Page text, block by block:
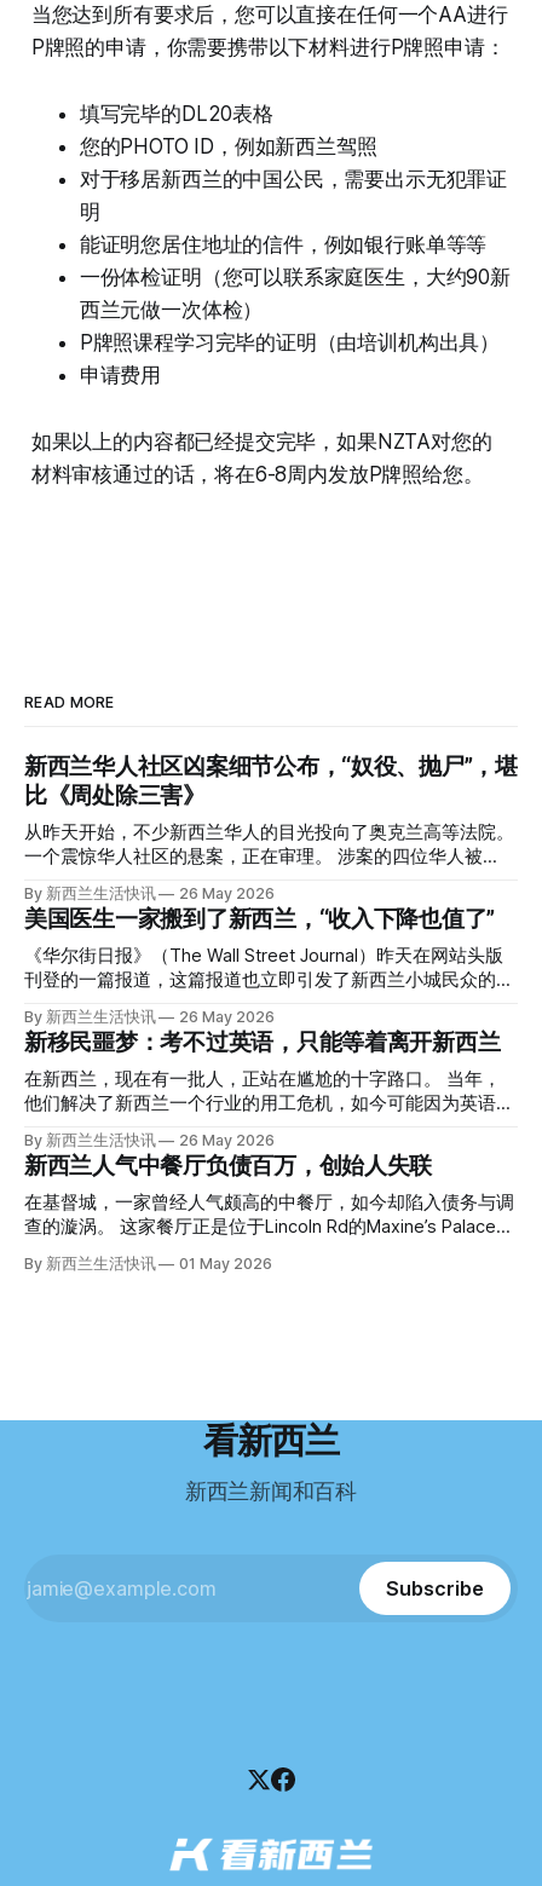
当您达到所有要求后，您可以直接在任何一个AA进行
P牌照的申请，你需要携带以下材料进行P牌照申请：
填写完毕的DL20表格
您的PHOTO ID，例如新西兰驾照
对于移居新西兰的中国公民，需要出示无犯罪证
明
能证明您居住地址的信件，例如银行账单等等
一份体检证明（您可以联系家庭医生，大约90新
西兰元做一次体检）
P牌照课程学习完毕的证明（由培训机构出具）
申请费用
如果以上的内容都已经提交完毕，如果NZTA对您的
材料审核通过的话，将在6-8周内发放P牌照给您。
READ MORE
新西兰华人社区凶案细节公布，“奴役、抛尸”，堪
比《周处除三害》
从昨天开始，不少新西兰华人的目光投向了奥克兰高等法院。
一个震惊华人社区的悬案，正在审理。 涉案的四位华人被
告，站在了法庭，被控与一位70岁中国女人的死有关。 事情
的复杂程度，远超人们的想象。 神秘的黑色塑料袋 先让我们
回到2024年3月12日。 新西兰一个名叫Paul Middleton的老
人，在奥克兰Gulf Harbour钓鱼时，发现了一个黑色塑料袋，
里面是一堆衣服。 再扒开衣服，他看到了一只手，一只人
腰部对折，黑色胶带缠着头、手腕和身体，整个人被绑成胎儿
状。 两个10公斤的米袋装满了石头，用胶带死死缠在尸体
上。 死者是亚洲面孔的老年女性，头部、脸、胳膊都有钝器
伤，当时身穿一件“娟燕牌”内衣和黑色长裤。 她是谁？没有人
Operation Parade的案子，开始调查。 米袋泄露秘密 破案的
关键，是两个米袋。这两个塑料米袋里装着用来压住尸体的花
园石头。 每个米袋上都有序列号。 警察一家家查，发现这批
米是在奥克兰北岸一家超市卖的。
By 新西兰生活快讯 26 May 2026
美国医生一家搬到了新西兰，“收入下降也值了”
《华尔街日报》（The Wall Street Journal）昨天在网站头版
刊登的一篇报道，这篇报道也立即引发了新西兰小城民众的兴
趣： “精疲力尽的美国医生，正在离开美国，前往新西兰一座
偏远小镇。” “精疲力尽的美国医生”搬家新西兰 四年前，在加
州拉霍亚（La Jolla）一家医院担任内科医生的Brandon
Williams医生达到了崩溃的边缘。 患者人数激增、医疗人员短
缺、医疗事故诉讼的威胁，以及对患者无力支付医疗费用的忧
（PTSD）。他的其中一位同事甚至因自杀身亡。 他并不想放
弃从医，但他不想再在美国行医了。 于是，他与38岁的妻子
Ellen Williams开始在欧洲寻找更好的选择。 就在那时，他收
到了一封来自新西兰医疗招聘人员的信。 “虽然跑到那个‘与世
义。”现年39岁的加州人Brandon说道。 2024年11月，这家人
By 新西兰生活快讯 26 May 2026
新移民噩梦：考不过英语，只能等着离开新西兰
在新西兰，现在有一批人，正站在尴尬的十字路口。 当年，
他们解决了新西兰一个行业的用工危机，如今可能因为英语考
试，不得不在几年内离开这个国家。 一位移民的无奈感叹：
“如果我们真能考到那个分数，就不会来开公交车了。” 因为英
语，他们一直无法上岸 来自菲律宾的Ryan De Guzman，就是
这批人中的一员。 2023年，当他看到新西兰招聘海外公交司
机的信息时，几乎没有犹豫就提交了申请。 “我听说这里气候
年3月抵达奥克兰。 当时心里盘算着：努力工作两年，申请居
所需的英语门槛。 De Guzman选择了另一项考试——
Pearson Test of English，最终成绩是45分，而申请要求是58
By 新西兰生活快讯 26 May 2026
新西兰人气中餐厅负债百万，创始人失联
在基督城，一家曾经人气颇高的中餐厅，如今却陷入债务与调
查的漩涡。 这家餐厅正是位于Lincoln Rd的Maxine’s Palace。
其背后的公司已进入清算程序，债务总额接近100万纽币，而
引人关注的是——清算人目前无法联系到创始人本人。 今年3
纽币，员工索赔金额仍在核算中。 整体债务规模，已经逼近
这导致公司财务记录尚未完全掌握，资产处置是否合理仍待核
在核查资产出售是否符合市
By 新西兰生活快讯 01 May 2026
看新西兰
新西兰新闻和百科
Subscribe